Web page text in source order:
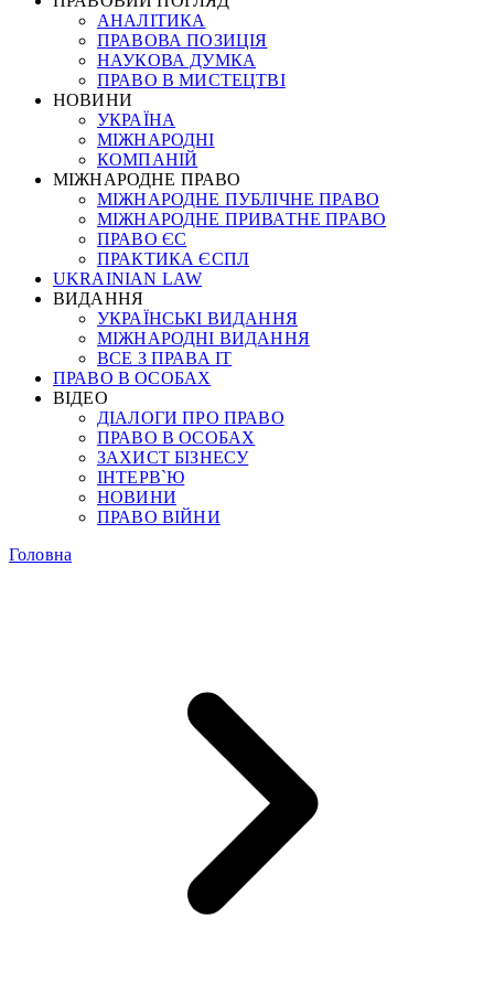
АНАЛІТИКА
ПРАВОВА ПОЗИЦІЯ
НАУКОВА ДУМКА
ПРАВО В МИСТЕЦТВІ
НОВИНИ
УКРАЇНА
МІЖНАРОДНІ
КОМПАНІЙ
МІЖНАРОДНЕ ПРАВО
МІЖНАРОДНЕ ПУБЛІЧНЕ ПРАВО
МІЖНАРОДНЕ ПРИВАТНЕ ПРАВО
ПРАВО ЄС
ПРАКТИКА ЄСПЛ
UKRAINIAN LAW
ВИДАННЯ
УКРАЇНСЬКІ ВИДАННЯ
МІЖНАРОДНІ ВИДАННЯ
ВСЕ З ПРАВА ІТ
ПРАВО В ОСОБАХ
ВІДЕО
ДІАЛОГИ ПРО ПРАВО
ПРАВО В ОСОБАХ
ЗАХИСТ БІЗНЕСУ
ІНТЕРВ`Ю
НОВИНИ
ПРАВО ВІЙНИ
Головна